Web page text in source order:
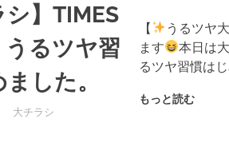
シ】TIMES
うるツヤ習
した。
編集者
大チラシ
【 うるツヤ
ます
本日は
るツヤ習慣は
もっと読む